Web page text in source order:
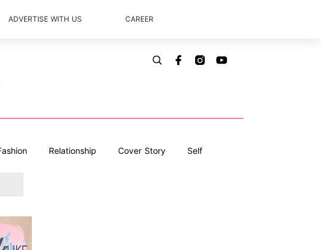
ADVERTISE WITH US CAREER
Relationship Cover Story Self